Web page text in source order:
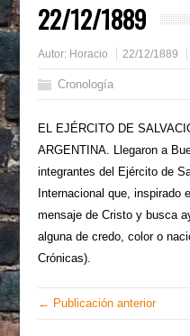
22/12/1889
Autor: Horacio 22/12/1889
Cronología
EL EJÉRCITO DE
ARGENTINA. Llegaron a
integrantes del Ejército de
Internacional que, inspirado
mensaje de Cristo y busca
alguna de credo, color o
Crónicas).
← Publicación anterior